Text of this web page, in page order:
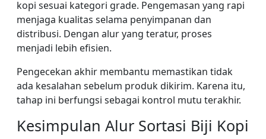
kopi sesuai kategori grade. Pengemasan yang rapi
menjaga kualitas selama penyimpanan dan
distribusi. Dengan alur yang teratur, proses
menjadi lebih efisien.
Pengecekan akhir membantu memastikan tidak
ada kesalahan sebelum produk dikirim. Karena itu,
tahap ini berfungsi sebagai kontrol mutu terakhir.
Kesimpulan Alur Sortasi Biji Kopi